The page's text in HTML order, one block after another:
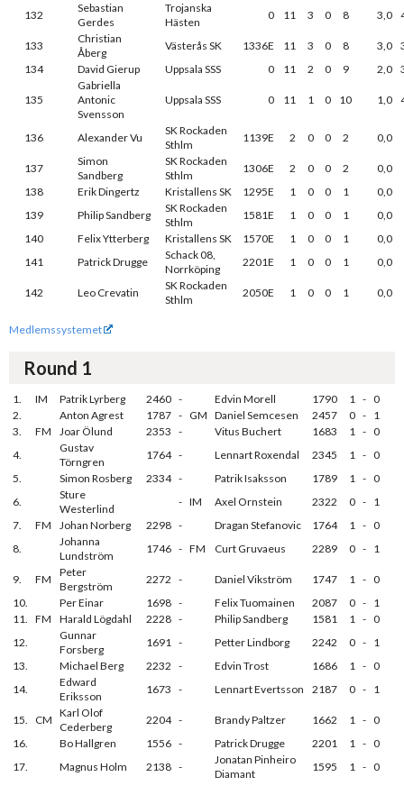
132
Sebastian
Gerdes
Trojanska
Hästen
0 11 3 0 8 3,0
133
Christian
Åberg
Västerås SK 1336E 11 3 0 8 3,0
134
David Gierup Uppsala SSS 0 11 2 0 9 2,0
135
Gabriella
Antonic
Svensson
Uppsala SSS 0 11 1 0 10 1,0
136 Alexander Vu
SK Rockaden
Sthlm
1139E 2 0 0 2 0,0
137
Simon
Sandberg
SK Rockaden
Sthlm
1306E 2 0 0 2
0,0
138
Erik Dingertz Kristallens SK 1295E 1 0 0 1
0,0
139
Philip Sandberg
SK Rockaden
Sthlm
1581E 1 0 0 1
0,0
140
Felix Ytterberg Kristallens SK 1570E 1 0 0 1
0,0
141
Patrick Drugge
Schack 08,
Norrköping
2201E 1 0 0 1 0,0
142 Leo Crevatin
SK Rockaden
Sthlm
2050E 1 0 0 1 0,0
Medlemssystemet
Round 1
1. IM Patrik Lyrberg 2460 - Edvin Morell 1790 1 - 0
2.
Anton Agrest 1787 - GM Daniel Semcesen 2457 0 - 1
3.
FM Joar Ölund 2353 - Vitus Buchert 1683 1 - 0
4.
Gustav
Törngren
1764 - Lennart Roxendal 2345 1 - 0
5.
Simon Rosberg 2334 - Patrik Isaksson 1789 1 - 0
6.
Sture
Westerlind
- IM Axel Ornstein 2322 0 - 1
7.
FM Johan Norberg 2298 - Dragan Stefanovic 1764 1 - 0
8.
Johanna
Lundström
1746 - FM Curt Gruvaeus 2289 0 - 1
9. FM
Peter
Bergström
2272 - Daniel Vikström 1747 1 - 0
10.
Per Einar 1698 - Felix Tuomainen 2087 0 - 1
11. FM Harald Lögdahl 2228 - Philip Sandberg 1581 1 - 0
12.
Gunnar
Forsberg
1691 - Petter Lindborg 2242 0 - 1
13.
Michael Berg 2232 - Edvin Trost 1686 1 - 0
14.
Edward
Eriksson
1673 - Lennart Evertsson 2187 0 - 1
15. CM
Karl Olof
Cederberg
2204 - Brandy Paltzer 1662 1 - 0
16.
Bo Hallgren 1556 - Patrick Drugge 2201 1 - 0
17.
Magnus Holm 2138 -
Jonatan Pinheiro
Diamant
1595 1 - 0